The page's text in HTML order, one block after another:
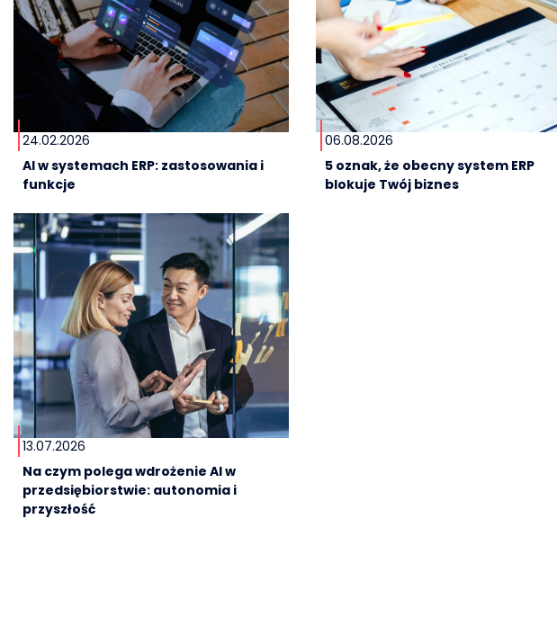
24.02.2026
AI w systemach ERP: zastosowania i
funkcje
06.08.2026
5 oznak, że obecny system ERP
blokuje Twój biznes
13.07.2026
Na czym polega wdrożenie AI w
przedsiębiorstwie: autonomia i
przyszłość